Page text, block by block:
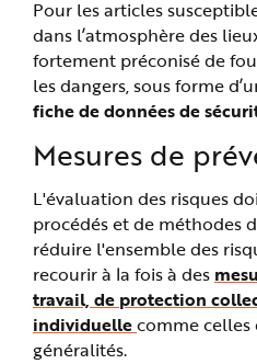
Pour les articles
dans l’atmosphère des
fortement préconisé de
les dangers, sous forme
fiche de données de
Mesures de
L'évaluation des risques
procédés et de méthodes
réduire l'ensemble des
recourir à la fois à des
travail, de protection
individuellecomme celles
généralités.